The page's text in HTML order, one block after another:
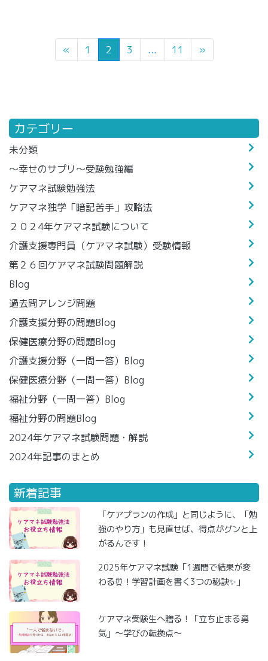
« 1 2 3 ... 11 »
カテゴリー
未分類
～幸せのサプリ～受験勉強編
ケアマネ試験勉強法
ケアマネ独学「暗記苦手」攻略法
２０２4年ケアマネ試験について
介護支援専門員（ケアマネ試験）受験情報
第２６回ケアマネ試験問題解説
Blog
過去問アレンジ問題
介護支援分野の問題Blog
保健医療分野の問題Blog
介護支援分野（一問一答）Blog
保健医療分野（一問一答）Blog
福祉分野（一問一答）Blog
福祉分野の問題Blog
2024年ケアマネ試験問題・解説
2024年記事のまとめ
新着記事
「ケアプランの作成」と同じように、「勉
強のやり方」も見直せば、得点がグンと上
がるんです！
2025年ケアマネ試験「1週間で結果が変
わる⏰！学習計画を書く3つの秘訣✨」
ケアマネ受験生へ贈る！「立ち止まる勇
気」～学びの転換点～